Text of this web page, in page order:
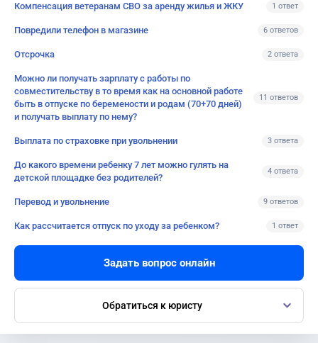
Компенсация ветеранам СВО за аренду жилья и ЖКУ 1 ответ
Повредили телефон в магазине 6 ответов
Отсрочка 2 ответа
Можно ли получать зарплату с работы по
совместительству в то время как на основной работе
быть в отпуске по беремености и родам (70+70 дней)
и получать выплату по нему?
11 ответов
Выплата по страховке при увольнении 3 ответа
До какого времени ребенку 7 лет можно гулять на
детской площадке без родителей?
4 ответа
Перевод и увольнение 9 ответов
Как рассчитается отпуск по уходу за ребенком? 1 ответ
Задать вопрос онлайн
Обратиться к юристу